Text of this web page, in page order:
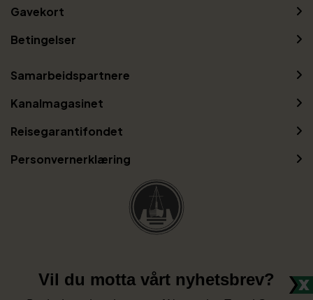
Gavekort
Betingelser
Samarbeidspartnere
Kanalmagasinet
Reisegarantifondet
Personvernerklæring
Vil du motta vårt nyhetsbrev?